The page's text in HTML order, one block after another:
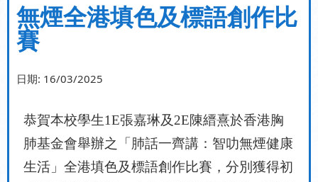
無煙全港填色及標語創作比
賽
日期: 16/03/2025
恭賀本校學生1E張嘉琳及2E陳縉熹於香港胸
肺基金會舉辦之「肺話一齊講：智叻無煙健康
生活」全港填色及標語創作比賽，分別獲得初